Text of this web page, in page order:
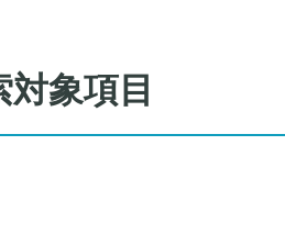
象項目